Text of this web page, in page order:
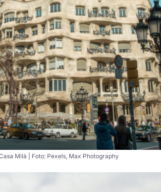
Milà | Foto: Pexels, Max Photography